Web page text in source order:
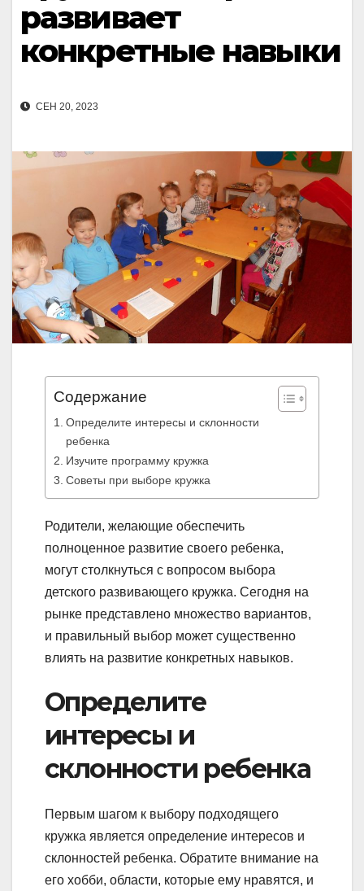
развивает
конкретные навыки
СЕН 20, 2023
Содержание
Определите интересы и склонности
ребенка
Изучите программу кружка
Советы при выборе кружка
Родители, желающие обеспечить
полноценное развитие своего ребенка,
могут столкнуться с вопросом выбора
детского развивающего кружка. Сегодня на
рынке представлено множество вариантов,
и правильный выбор может существенно
влиять на развитие конкретных навыков.
Определите
интересы и
склонности ребенка
Первым шагом к выбору подходящего
кружка является определение интересов и
склонностей ребенка. Обратите внимание на
его хобби, области, которые ему нравятся, и